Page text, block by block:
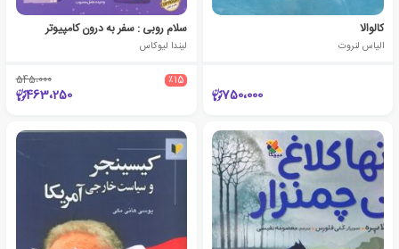
کالوالا
الیاس لنروت
750،000
سلام روبی : سفر به درون کامپیوتر
لیندا لیوکاس
٪15 545،000
463،250